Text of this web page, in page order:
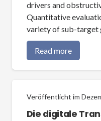
drivers and
Quantitative
variety of sub-target
Read more
Veröffentlicht im
Die digitale